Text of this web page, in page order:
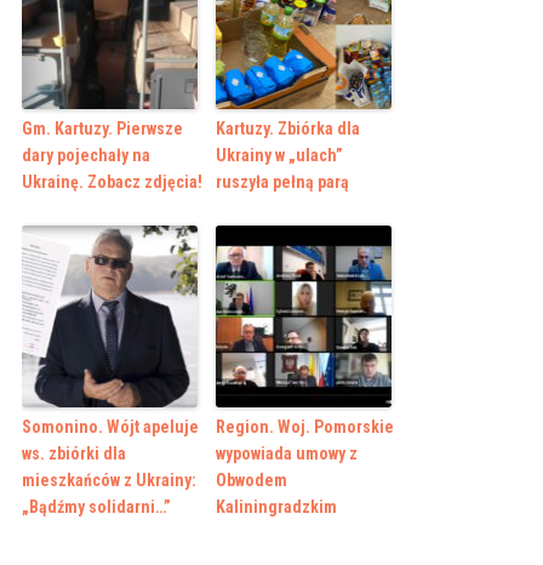
Gm. Kartuzy. Pierwsze
dary pojechały na
Ukrainę. Zobacz zdjęcia!
Kartuzy. Zbiórka dla
Ukrainy w „ulach”
ruszyła pełną parą
Somonino. Wójt apeluje
ws. zbiórki dla
mieszkańców z Ukrainy:
„Bądźmy solidarni…”
Region. Woj. Pomorskie
wypowiada umowy z
Obwodem
Kaliningradzkim